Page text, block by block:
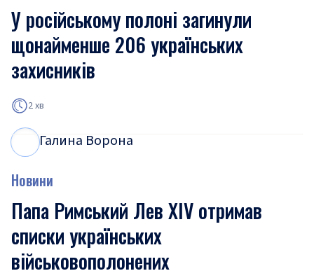
У російському полоні загинули
щонайменше 206 українських
захисників
2 хв
Галина Ворона
Новини
Папа Римський Лев XIV отримав
списки українських
військовополонених